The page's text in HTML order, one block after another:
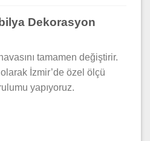
Dekorasyon
tamamen değiştirir.
olarak İzmir’de özel ölçü
yapıyoruz.